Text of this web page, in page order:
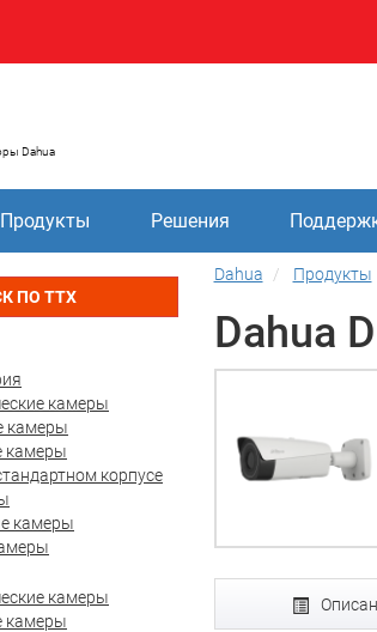
Dahua
Продукты Решения
ПО ТТХ
камеры
камеры
камеры
корпусе
камеры
камеры
камеры
Dahua Продукты
Dahua